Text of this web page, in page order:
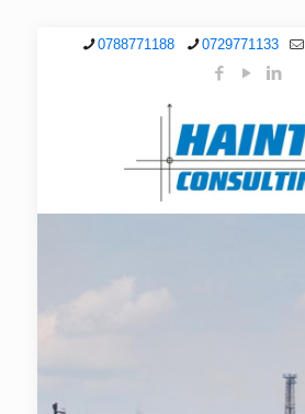
0788771188 0729771133